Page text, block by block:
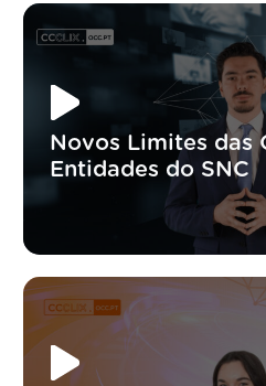
Novos Limites das
Entidades do SNC